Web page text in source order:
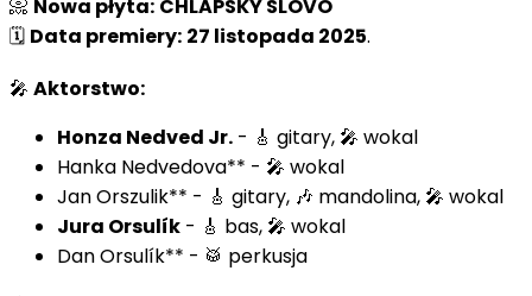
📀 Nowa płyta: CHLAPSKY SLOVO
🗓️ Data premiery: 27 listopada 2025.
🎤 Aktorstwo:
Honza Nedved Jr. - 🎸 gitary, 🎤 wokal
Hanka Nedvedova** - 🎤 wokal
Jan Orszulik** - 🎸 gitary, 🎶 mandolina, 🎤 wokal
Jura Orsulík - 🎸 bas, 🎤 wokal
Dan Orsulík** - 🥁 perkusja